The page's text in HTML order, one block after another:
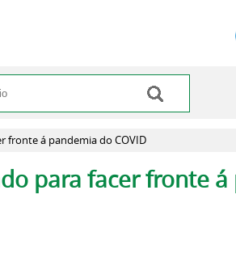
de búsqueda
fronte á pandemia do COVID
para facer fronte